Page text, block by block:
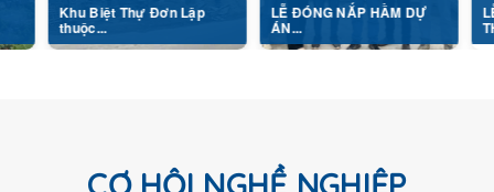
Biệt Thự Đơn Lập LỄ ĐÓNG NẮP HẦM DỰ
ÁN...
LỄ KHỞI
THI...